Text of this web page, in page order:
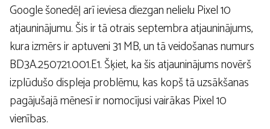
Google šonedēļ arī ieviesa diezgan nelielu Pixel 10
atjauninājumu. Šis ir tā otrais septembra atjauninājums,
kura izmērs ir aptuveni 31 MB, un tā veidošanas numurs
BD3A.250721.001.E1. Šķiet, ka šis atjauninājums novērš
izplūdušo displeja problēmu, kas kopš tā uzsākšanas
pagājušajā mēnesī ir nomocījusi vairākas Pixel 10
vienības.